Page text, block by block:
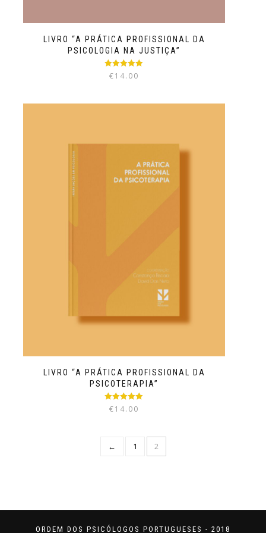
LIVRO “A PRÁTICA PROFISSIONAL DA
PSICOLOGIA NA JUSTIÇA”
Avaliação
5.00 de 5
€14.00
LIVRO “A PRÁTICA PROFISSIONAL DA
PSICOTERAPIA”
Avaliação
5.00 de 5
€14.00
← 1 2
ORDEM DOS PSICÓLOGOS PORTUGUESES - 2018